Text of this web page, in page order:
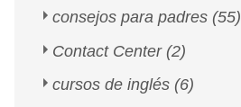
consejos para padres (55)
Contact Center (2)
cursos de inglés (6)